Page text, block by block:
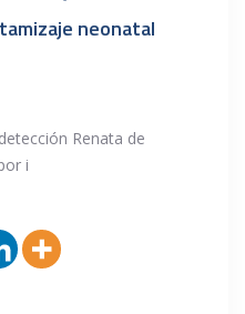
neonatal
Renata de
i